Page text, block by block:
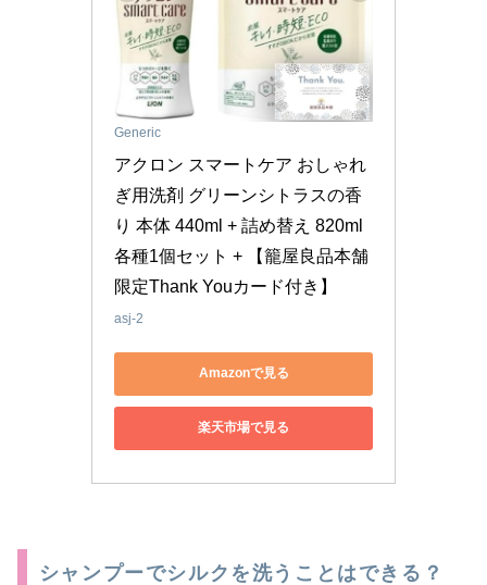
Generic
アクロン スマートケア おしゃれ
ぎ用洗剤 グリーンシトラスの香
り 本体 440ml + 詰め替え 820ml
各種1個セット + 【籠屋良品本舗
限定Thank Youカード付き】
asj-2
Amazonで見る
楽天市場で見る
シャンプーでシルクを洗うことはできる？